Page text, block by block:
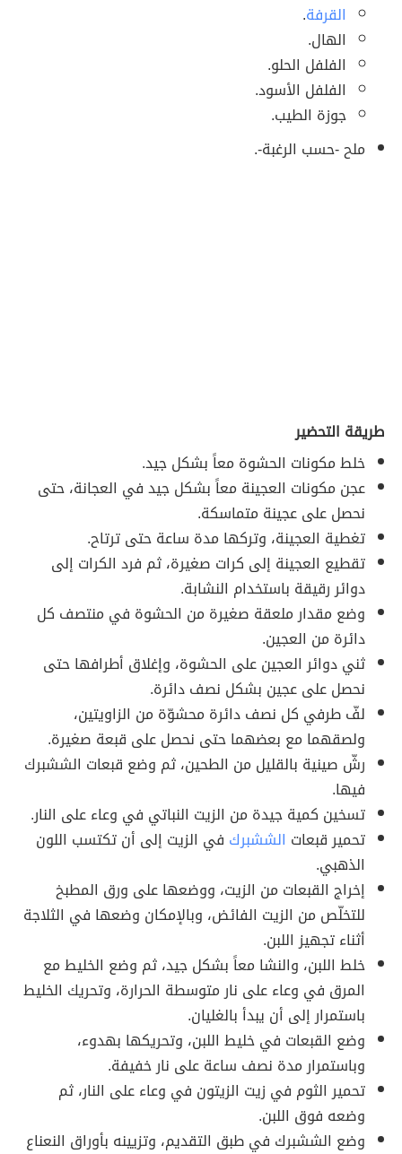
القرفة.
الهال.
الفلفل الحلو.
الفلفل الأسود.
جوزة الطيب.
ملح -حسب الرغبة-.
طريقة التحضير
خلط مكونات الحشوة معاً بشكل جيد.
عجن مكونات العجينة معاً بشكل جيد في العجانة، حتى
نحصل على عجينة متماسكة.
تغطية العجينة، وتركها مدة ساعة حتى ترتاح.
تقطيع العجينة إلى كرات صغيرة، ثم فرد الكرات إلى
دوائر رقيقة باستخدام النشابة.
وضع مقدار ملعقة صغيرة من الحشوة في منتصف كل
دائرة من العجين.
ثني دوائر العجين على الحشوة، وإغلاق أطرافها حتى
نحصل على عجين بشكل نصف دائرة.
لفّ طرفي كل نصف دائرة محشوّة من الزاويتين،
ولصقهما مع بعضهما حتى نحصل على قبعة صغيرة.
رشّ صينية بالقليل من الطحين، ثم وضع قبعات الششبرك
فيها.
تسخين كمية جيدة من الزيت النباتي في وعاء على النار.
تحمير قبعات الششبرك في الزيت إلى أن تكتسب اللون
الذهبي.
إخراج القبعات من الزيت، ووضعها على ورق المطبخ
للتخلّص من الزيت الفائض، وبالإمكان وضعها في الثلاجة
أثناء تجهيز اللبن.
خلط اللبن، والنشا معاً بشكل جيد، ثم وضع الخليط مع
المرق في وعاء على نار متوسطة الحرارة، وتحريك الخليط
باستمرار إلى أن يبدأ بالغليان.
وضع القبعات في خليط اللبن، وتحريكها بهدوء،
وباستمرار مدة نصف ساعة على نار خفيفة.
تحمير الثوم في زيت الزيتون في وعاء على النار، ثم
وضعه فوق اللبن.
وضع الششبرك في طبق التقديم، وتزيينه بأوراق النعناع